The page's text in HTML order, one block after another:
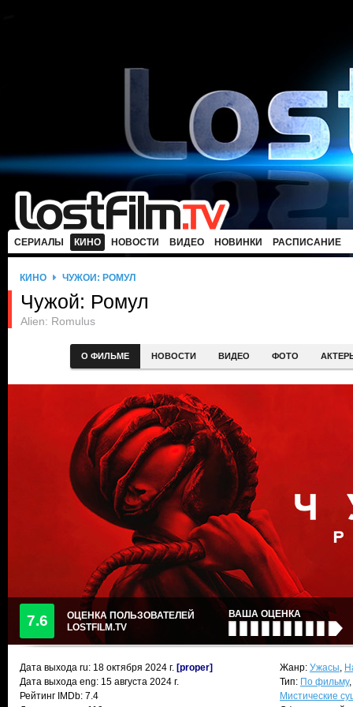
СЕРИАЛЫ КИНО НОВОСТИ ВИДЕО НОВИНКИ РАСПИСАНИЕ
КИНО ЧУЖОЙ: РОМУЛ
Чужой: Ромул
Alien: Romulus
О ФИЛЬМЕ НОВОСТИ ВИДЕО ФОТО
7.6
ОЦЕНКА ПОЛЬЗОВАТЕЛЕЙ
LOSTFILM.TV
ВАША ОЦЕНКА
Дата выхода ru: 18 октября 2024 г. [proper]
Дата выхода eng: 15 августа 2024 г.
Рейтинг IMDb: 7.4
Жанр: Ужасы,
Тип: По фильму,
Мистические